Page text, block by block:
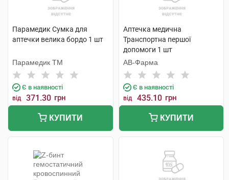
Парамедик Сумка для
аптечки велика бордо 1 шт
Парамедик ТМ
Є в наявності
від 371.30 грн
КУПИТИ
Аптечка медична
Транспортна першої
допомоги 1 шт
АВ-Фарма
Є в наявності
від 435.10 грн
КУПИТИ